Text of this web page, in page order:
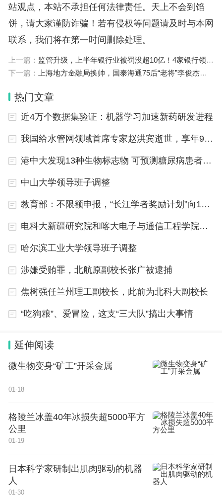
国有六大行大额存单供给出现明显分化，5年期个人
大额存单重现江湖。
7月1日，中国银行官宣发售2026年第一期个人大额
存单，覆盖1个月、3个月、6个月、1年期、2年期、
3年期、5年期等7个期限产品。其中，常规产品5年
期年化利率可达1.6%，3年期为1.55%，短期限产品
年化利率集中在0.8%-1.2%，产品支持线上转让、部
停发5年期产品以压降负债成本。但中国银行因境外
业务占比高、外币负债结构特殊，需通过长期限存款
工商银行、农业银行、建设银行延续现有发行策略，
率；1年期、2年期产品利率区间为1.15%-1.2%，3
年期存单额度长期紧张，银行采用分批次投放机制，
投资者需线上等候抢购。不过，交通银行、邮储银行
基本停售普通大额存单。
有银行业内人士对时代财经表示，2025年末六大国
国银行单独重启5年期大额存单，更多是阶段性稳存
举措，其余国有大行暂无跟进发行的安排。
定长期资金，属个体化经营策略，与行业整体趋势并
不矛盾。”田利辉向时代财经表示，国有大行跟进的
站观点，本站不承担任何法律责任。天上不会到馅
饼，请大家谨防诈骗！若有侵权等问题请及时与本网
联系，我们将在第一时间删除处理。
上一篇： 监管升级，上半年银行业被罚没超10亿！4家银行领千万级罚单，73人遭终身禁业
下一篇：
上海地方金融局换帅，国泰海通75后“老将”李俊杰接棒！原局长周小全执掌上海市国资委
热门文章
近4万个数据集验证：机器学习加速新药研发进程
我国给水管网领域首席专家赵洪宾逝世，享年90岁
港中大发现13种生物标志物 可预测糖尿病患者患心血管疾病风险
中山大学领导班子调整
教育部：不限额申报，“长江学者奖励计划”向14所高校倾斜
电科大新疆研究院和喀大电子与通信工程学院揭牌筹建
哈尔滨工业大学领导班子调整
涉嫌受贿罪，北航原副校长张广被逮捕
焦树强任兰州理工副校长，此前为北科大副校长
“吃狗粮”、爱冒险，这支“三大队”搞出大事情
延伸阅读
微生物变身“矿工”开采金属
01-18
格陵兰冰盖40年冰损失超5000平方
公里
01-19
日本科学家研制出肌肉驱动的机器
人
01-30